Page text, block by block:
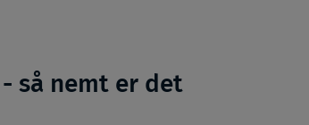
så nemt er det